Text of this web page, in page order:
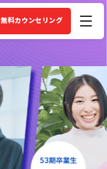
無料カウンセリング